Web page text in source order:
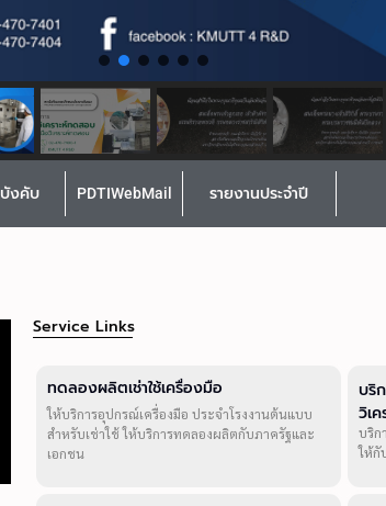
บังคับ PDTIWebMail รายงานประจำปี
Service Links
ทดลองผลิตเช่าใช้เครื่องมือ
ให้บริการอุปกรณ์เครื่องมือ ประจำโรงงานต้นแบบ
สำหรับเช่าใช้ ให้บริการทดลองผลิตกับภาครัฐและ
เอกชน
บริ
วิเ
บริก
ให้กั